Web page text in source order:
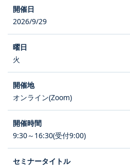
2026/9/29
火
オンライン(Zoom)
9:30～16:30(受付9:00)